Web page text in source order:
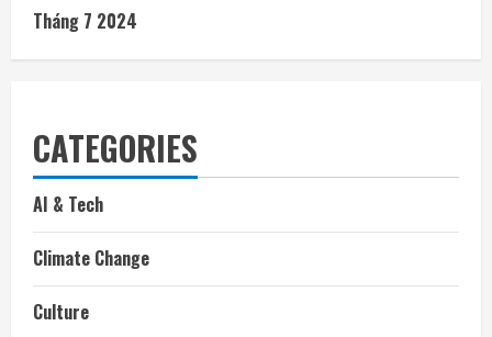
Tháng 7 2024
CATEGORIES
AI & Tech
Climate Change
Culture